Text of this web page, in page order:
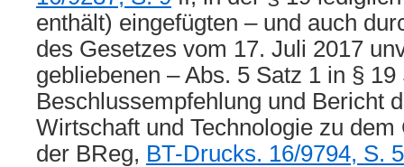
enthält) eingefügten – und auch
des Gesetzes vom 17. Juli 2017
gebliebenen – Abs. 5 Satz 1 in §
Beschlussempfehlung und Bericht
Wirtschaft und Technologie zu
der BReg, BT-Drucks. 16/9794, S. 5